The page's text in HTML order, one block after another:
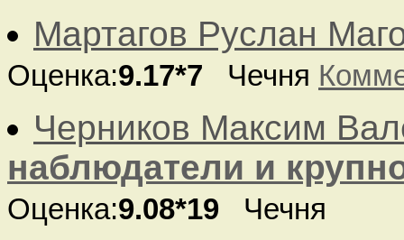
Мартагов Руслан
Оценка:9.17*7 Чечня
Черников Максим
наблюдатели и
Оценка:9.08*19 Чечня